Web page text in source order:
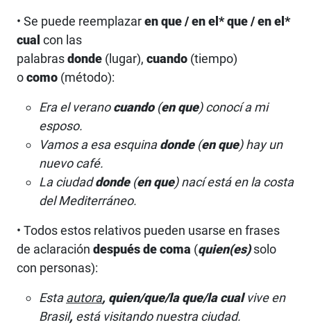
• Se puede reemplazaren que / en el* que / en el*
cual con las
palabrasdonde (lugar), cuando (tiempo)
ocomo (método):
Era el veranocuando (en que) conocí a mi
esposo.
Vamos a esa esquinadonde(en que) hay un
nuevo café.
La ciudaddonde(en que) nací está en la costa
del Mediterráneo.
• Todos estos relativos pueden usarse en frases
de aclaración después de coma (quien(es)solo
con personas):
Estaautora, quien/que/la que/la cualvive en
Brasil, está visitando nuestra ciudad.